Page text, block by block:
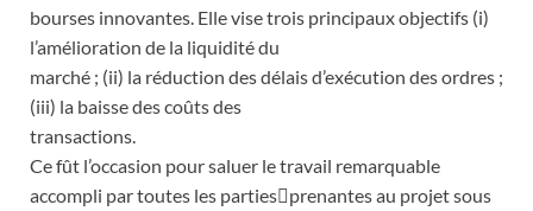
bourses innovantes. Elle vise trois principaux objectifs (i)
l’amélioration de la liquidité du
marché ; (ii) la réduction des délais d’exécution des ordres ;
(iii) la baisse des coûts des
transactions.
Ce fût l’occasion pour saluer le travail remarquable
accompli par toutes les parties￾prenantes au projet sous